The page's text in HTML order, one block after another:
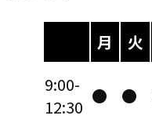
月 火
9:00-
12:30 ● ●